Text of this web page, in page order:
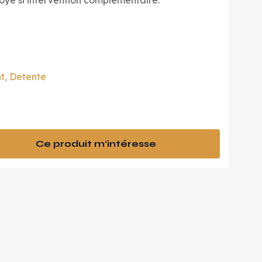
, Detente
Ce produit m’intéresse